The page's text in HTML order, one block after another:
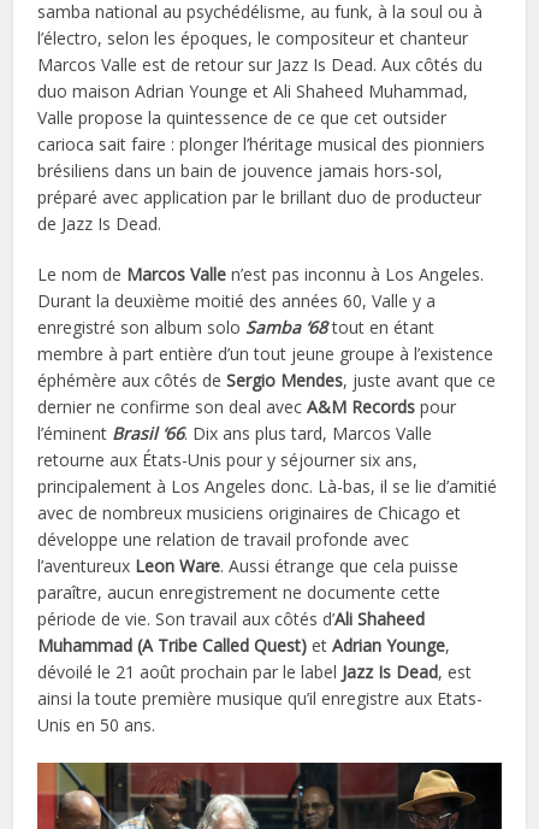
samba national au psychédélisme, au funk, à la soul ou à
l’électro, selon les époques, le compositeur et chanteur
Marcos Valle est de retour sur Jazz Is Dead. Aux côtés du
duo maison Adrian Younge et Ali Shaheed Muhammad,
Valle propose la quintessence de ce que cet outsider
carioca sait faire : plonger l’héritage musical des pionniers
brésiliens dans un bain de jouvence jamais hors-sol,
préparé avec application par le brillant duo de producteur
de Jazz Is Dead.
Le nom de Marcos Valle n’est pas inconnu à Los Angeles.
Durant la deuxième moitié des années 60, Valle y a
enregistré son album solo Samba ‘68tout en étant
membre à part entière d’un tout jeune groupe à l’existence
éphémère aux côtés deSergio Mendes, juste avant que ce
dernier ne confirme son deal avecA&M Records pour
l’éminent Brasil ‘66. Dix ans plus tard, Marcos Valle
retourne aux États-Unis pour y séjourner six ans,
principalement à Los Angeles donc. Là-bas, il se lie d’amitié
avec de nombreux musiciens originaires de Chicago et
développe une relation de travail profonde avec
l’aventureux Leon Ware. Aussi étrange que cela puisse
paraître, aucun enregistrement ne documente cette
période de vie. Son travail aux côtés d’Ali Shaheed
Muhammad (A Tribe Called Quest) etAdrian Younge,
dévoilé le 21 août prochain par le label Jazz Is Dead, est
ainsi la toute première musique qu’il enregistre aux Etats-
Unis en 50 ans.